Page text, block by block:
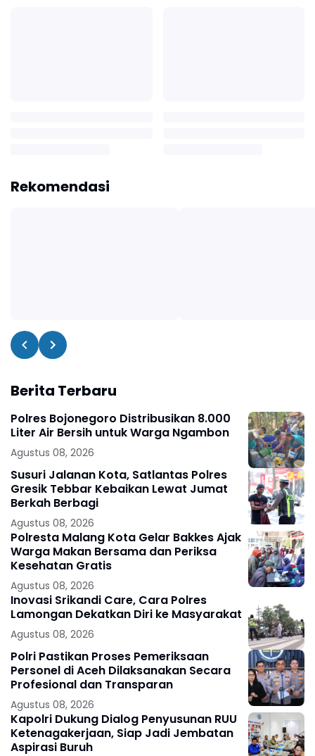
Rekomendasi
Berita Terbaru
Polres Bojonegoro Distribusikan 8.000
Liter Air Bersih untuk Warga Ngambon
Agustus 08, 2026
Susuri Jalanan Kota, Satlantas Polres
Gresik Tebbar Kebaikan Lewat Jumat
Berkah Berbagi
Agustus 08, 2026
Polresta Malang Kota Gelar Bakkes Ajak
Warga Makan Bersama dan Periksa
Kesehatan Gratis
Agustus 08, 2026
Inovasi Srikandi Care, Cara Polres
Lamongan Dekatkan Diri ke Masyarakat
Agustus 08, 2026
Polri Pastikan Proses Pemeriksaan
Personel di Aceh Dilaksanakan Secara
Profesional dan Transparan
Agustus 08, 2026
Kapolri Dukung Dialog Penyusunan RUU
Ketenagakerjaan, Siap Jadi Jembatan
Aspirasi Buruh